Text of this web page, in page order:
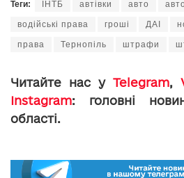
Теги: ІНТБ автівки авто
водійські права гроші ДАІ
права Тернопіль штрафи
Читайте нас у Telegram,
Instagram: головні
області.